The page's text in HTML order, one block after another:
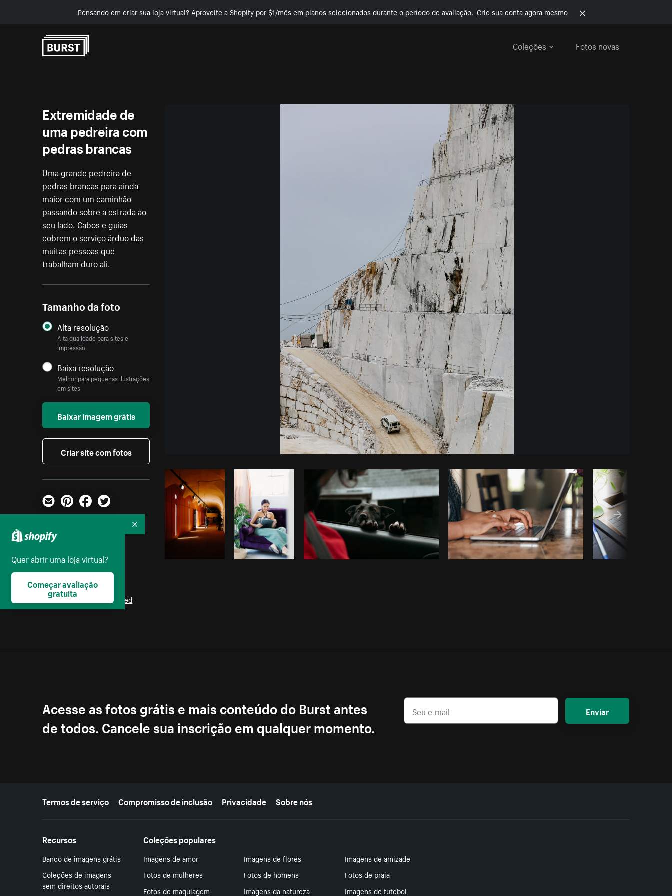
Pensando em criar sua loja virtual? Aproveite a Shopify por $1/mês em planos selecionados durante o período de avaliação. Crie sua conta agora mesmo
Coleções
Fotos novas
Foto da Giuseppe Mondì doBurst Copiar código
Extremidade de
uma pedreira com
pedras brancas
Uma grande pedreira de
pedras brancas para ainda
maior com um caminhão
passando sobre a estrada ao
seu lado. Cabos e guias
cobrem o serviço árduo das
muitas pessoas que
trabalham duro ali.
Tamanho da foto
Alta resolução
Alta qualidade para sites e
impressão
Baixa resolução
Melhor para pequenas ilustrações
em sites
Baixar imagem grátis
Criar site com fotos
E-mailPinterestFacebook
Twitter
Negócios
Licença:
Burst Some Rights Reserved
Acesse as fotos grátis e mais conteúdo do Burst antes
de todos. Cancele sua inscrição em qualquer momento.
Enviar
Mais recursos
Termos de serviço Compromisso de inclusão Privacidade Sobre nós
Recursos
Banco de imagens grátis
Coleções de imagens
sem direitos autorais
Coleções populares
Imagens de amor Imagens de flores
Imagens de amizade
Fotos de mulheres
Fotos de homens
Fotos de praia
Fotos de maquiagem
Imagens da natureza Imagens de futebol
Quer abrir uma loja virtual?
Começar avaliação
gratuita
Recolher